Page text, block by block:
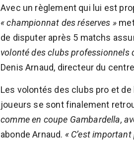
Avec un règlement qui lui est
« championnat des réserves »
de disputer après 5 matchs
volonté des clubs professionnels
Denis Arnaud, directeur du
Les volontés des clubs pro et de
joueurs se sont finalement
comme en coupe Gambardella,
abonde Arnaud. « C’est